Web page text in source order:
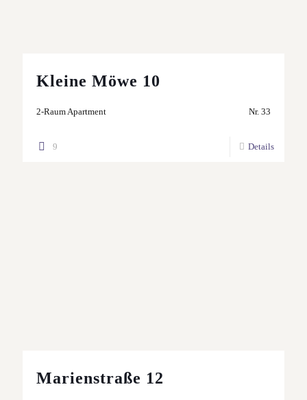
Kleine Möwe 10
2-Raum Apartment Nr. 33
9 Details
Marienstraße 12